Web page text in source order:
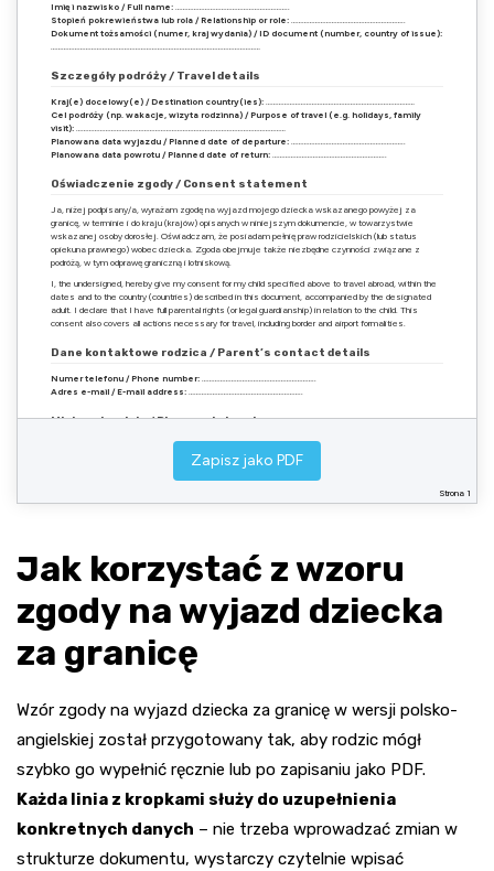
Imię i nazwisko / Full name: ……………………………………………………..
Stopień pokrewieństwa lub rola / Relationship or role: ……………………………………………………..
Dokument tożsamości (numer, kraj wydania) / ID document (number, country of issue):
……………………………………………………………………………………………………
Szczegóły podróży / Travel details
Kraj(e) docelowy(e) / Destination country(ies): ………………………………………………………………………
Cel podróży (np. wakacje, wizyta rodzinna) / Purpose of travel (e.g. holidays, family
visit): ……………………………………………………………………………………………………
Planowana data wyjazdu / Planned date of departure: ……………………………………………………..
Planowana data powrotu / Planned date of return: ……………………………………………………..
Oświadczenie zgody / Consent statement
Ja, niżej podpisany/a, wyrażam zgodę na wyjazd mojego dziecka wskazanego powyżej za
granicę, w terminie i do kraju (krajów) opisanych w niniejszym dokumencie, w towarzystwie
wskazanej osoby dorosłej. Oświadczam, że posiadam pełnię praw rodzicielskich (lub status
opiekuna prawnego) wobec dziecka. Zgoda obejmuje także niezbędne czynności związane z
podróżą, w tym odprawę graniczną i lotniskową.
I, the undersigned, hereby give my consent for my child specified above to travel abroad, within the
dates and to the country (countries) described in this document, accompanied by the designated
adult. I declare that I have full parental rights (or legal guardianship) in relation to the child. This
consent also covers all actions necessary for travel, including border and airport formalities.
Dane kontaktowe rodzica / Parent’s contact details
Numer telefonu / Phone number: ……………………………………………………..
Adres e-mail / E-mail address: ……………………………………………………..
Miejsce i podpis / Place and signature
Miejscowość, data / Place, date:
………………………………………………………………………………
Czytelny podpis rodzica / opiekuna prawnego / Legible signature of parent / legal
Uwaga: w razie wątpliwości co do wymogów danego państwa lub przewoźnika rozważ
uzyskanie zgody z notarialnie poświadczonym podpisem. / Note: if in doubt about the
signature.
Strona 1
Zapisz jako PDF
Jak korzystać z wzoru
zgody na wyjazd dziecka
za granicę
Wzór zgody na wyjazd dziecka za granicę w wersji polsko-
angielskiej został przygotowany tak, aby rodzic mógł
szybko go wypełnić ręcznie lub po zapisaniu jako PDF.
Każda linia z kropkami służy do uzupełnienia
konkretnych danych – nie trzeba wprowadzać zmian w
strukturze dokumentu, wystarczy czytelnie wpisać